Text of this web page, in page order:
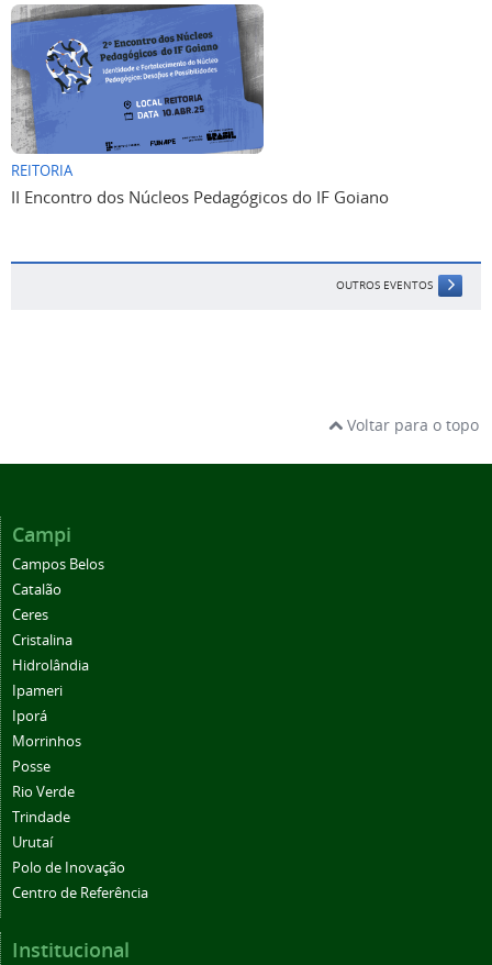
REITORIA
II Encontro dos Núcleos Pedagógicos do IF Goiano
OUTROS EVENTOS
Voltar para o topo
Campi
Campos Belos
Catalão
Ceres
Cristalina
Hidrolândia
Ipameri
Iporá
Morrinhos
Posse
Rio Verde
Trindade
Urutaí
Polo de Inovação
Centro de Referência
Institucional